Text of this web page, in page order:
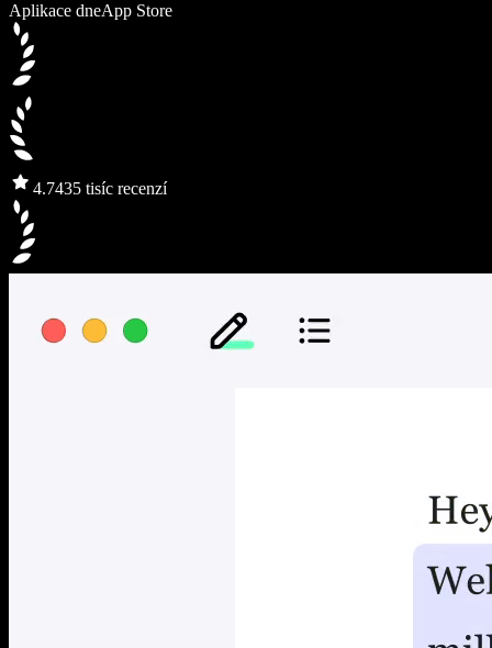
Aplikace dneApp Store
4.7435 tisíc recenzí